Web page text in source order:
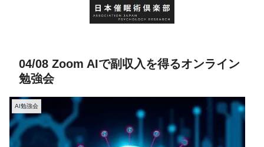
04/08 Zoom AIで副収入を得るオンライン
勉強会
AI勉強会